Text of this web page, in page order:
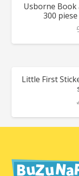
REDUCERI!
Usborne Book
300
REDUCERI!
Little First